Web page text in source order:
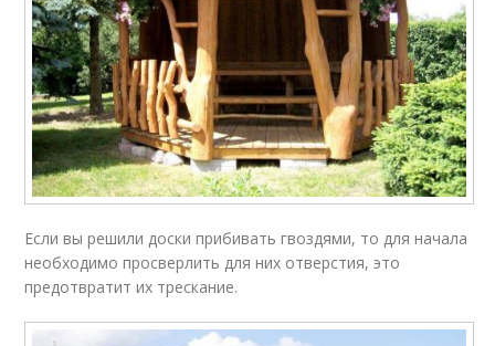
Если вы решили доски прибивать гвоздями, то для начала
необходимо просверлить для них отверстия, это
предотвратит их трескание.